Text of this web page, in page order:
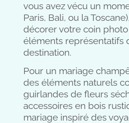
vous avez vécu un
Paris, Bali, ou la
décorer votre coin
éléments représentatifs
destination.
Pour un mariage
des éléments naturels
guirlandes de fleurs
accessoires en bois
mariage inspiré des